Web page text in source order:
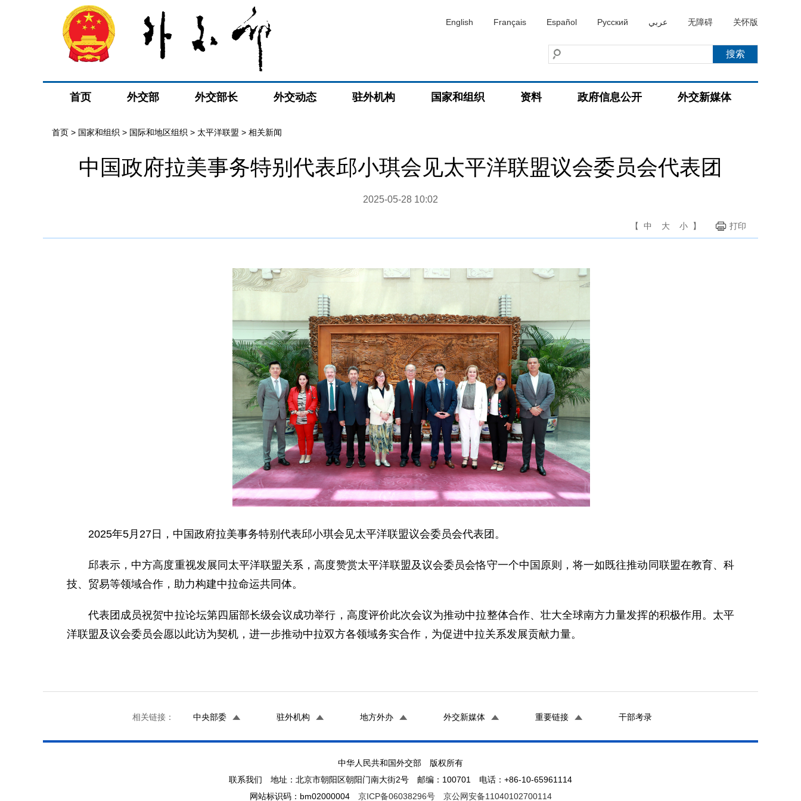
English Français Español Русский عربي 无障碍 关怀版
首页 外交部 外交部长 外交动态 驻外机构 国家和组织 资料 政府信息公开 外交新媒体
首页 > 国家和组织 > 国际和地区组织 > 太平洋联盟 > 相关新闻
中国政府拉美事务特别代表邱小琪会见太平洋联盟议会委员会代表团
2025-05-28 10:02
【 中 大 小 】 打印
2025年5月27日，中国政府拉美事务特别代表邱小琪会见太平洋联盟议会委员会代表团。
邱表示，中方高度重视发展同太平洋联盟关系，高度赞赏太平洋联盟及议会委员会恪守一个中国原则，将一如既往推动同联盟在教育、科
技、贸易等领域合作，助力构建中拉命运共同体。
代表团成员祝贺中拉论坛第四届部长级会议成功举行，高度评价此次会议为推动中拉整体合作、壮大全球南方力量发挥的积极作用。太平
洋联盟及议会委员会愿以此访为契机，进一步推动中拉双方各领域务实合作，为促进中拉关系发展贡献力量。
相关链接： 中央部委 驻外机构 地方外办 外交新媒体 重要链接 干部考录
中华人民共和国外交部 版权所有
联系我们 地址：北京市朝阳区朝阳门南大街2号 邮编：100701 电话：+86-10-65961114
网站标识码：bm02000004 京ICP备06038296号 京公网安备11040102700114